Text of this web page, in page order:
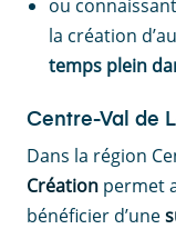
ou
la création
temps plein
Centre-Val de
Dans la région
Création permet
bénéficier d’une